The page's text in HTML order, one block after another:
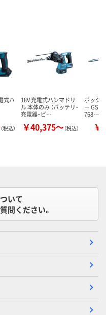
式ハ
（税込）
18V 充電式ハンマドリ
ル 本体のみ （バッテリ・
充電器・ビ…
￥40,375～（税込）
ボッシ
ー
768…
￥
いて
問ください。